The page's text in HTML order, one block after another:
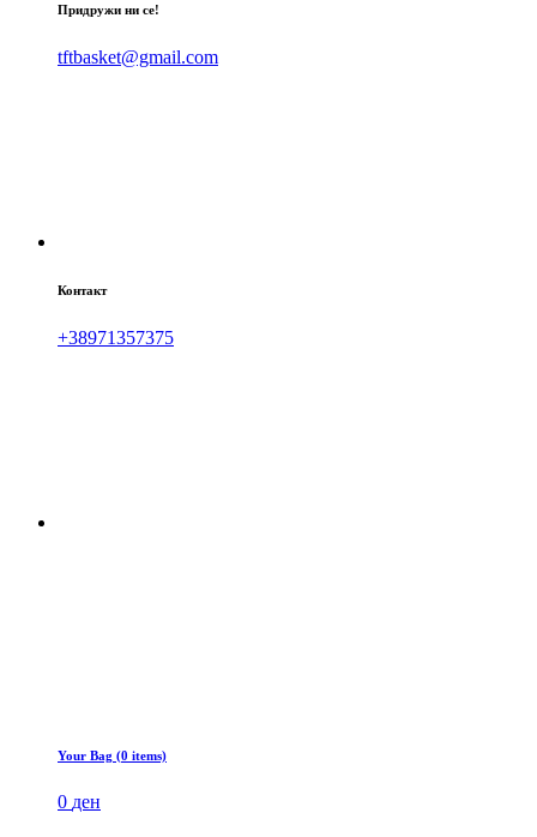
Придружи ни се!
tftbasket@gmail.com
Контакт
+38971357375
Your Bag (0 items)
0 ден